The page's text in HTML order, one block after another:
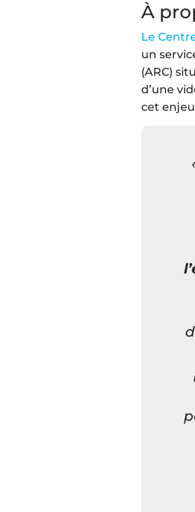
À
Le
un
(ARC)
d’une
cet